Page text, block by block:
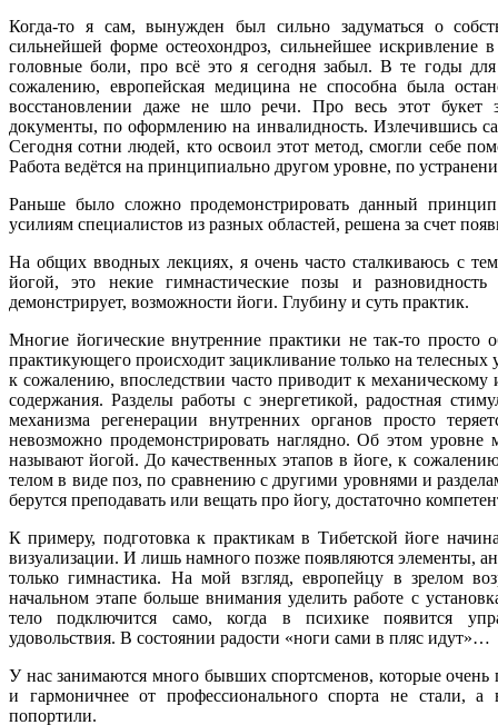
Когда-то я сам, вынужден был сильно задуматься о
сильнейшей форме остеохондроз, сильнейшее
головные боли, про всё это я сегодня забыл. В те годы
сожалению, европейская медицина не способна была
восстановлении даже не шло речи. Про весь этот букет
документы, по оформлению на инвалидность. Излечившись
Сегодня сотни людей, кто освоил этот метод, смогли себе
Работа ведётся на принципиально другом уровне, по
Раньше было сложно продемонстрировать данный
усилиям специалистов из разных областей, решена за счет
На общих вводных лекциях, я очень часто сталкиваюсь с
йогой, это некие гимнастические позы и
демонстрирует, возможности йоги. Глубину и суть практик.
Многие йогические внутренние практики не так-то просто
практикующего происходит зацикливание только на
к сожалению, впоследствии часто приводит к
содержания. Разделы работы с энергетикой, радостная
механизма регенерации внутренних органов просто
невозможно продемонстрировать наглядно. Об этом
называют йогой. До качественных этапов в йоге, к
телом в виде поз, по сравнению с другими уровнями и
берутся преподавать или вещать про йогу, достаточно
К примеру, подготовка к практикам в Тибетской йоге
визуализации. И лишь намного позже появляются элементы,
только гимнастика. На мой взгляд, европейцу в зрелом
начальном этапе больше внимания уделить работе с
тело подключится само, когда в психике появится
удовольствия. В состоянии радости «ноги сами в пляс идут»…
У нас занимаются много бывших спортсменов, которые очень
и гармоничнее от профессионального спорта не стали, а
попортили.